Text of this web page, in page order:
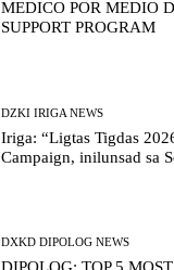
MEDICO POR MEDIO
SUPPORT PROGRAM
DZKI IRIGA NEWS
Iriga: “Ligtas Tigdas
Campaign, inilunsad sa
DXKD DIPOLOG NEWS